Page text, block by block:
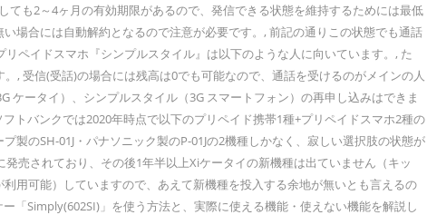
も2～4ヶ月の有効期限があるので、発信できる状態を維持するためには最低
場合には自動解約となるので注意が必要です。, 前記の通りこの状態でも通話
ペイドスマホ『シンプルスタイル』は以下のような人に向いています。, た
, 受信(受話)の場合には残高は0でも可能なので、通話を受けるのがメインの人
ータイ）、シンプルスタイル（3G スマートフォン）の再申し込みはできま
トバンクでは2020年時点で以下のプリペイド携帯1種+プリペイドスマホ2種の
のSH-01J・パナソニック製のP-01Jの2機種しかなく、寂しい選択肢の状態が
売されており、その後1年半以上Xiケータイの新機種は出ていません（キッ
用可能）していますので、あえて新機種を投入する余地が無いとも言えるの
「Simply(602SI)」を使う方法と、実際に使える機能・使えない機能を解説し